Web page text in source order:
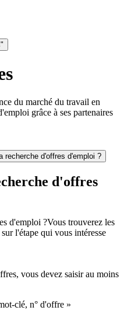
du marché du travail en
grâce à ses partenaires
recherche d'offres d'emploi ?
d'offres
d'emploi ?Vous trouverez les
l'étape qui vous intéresse
vous devez saisir au moins
clé, n° d'offre »